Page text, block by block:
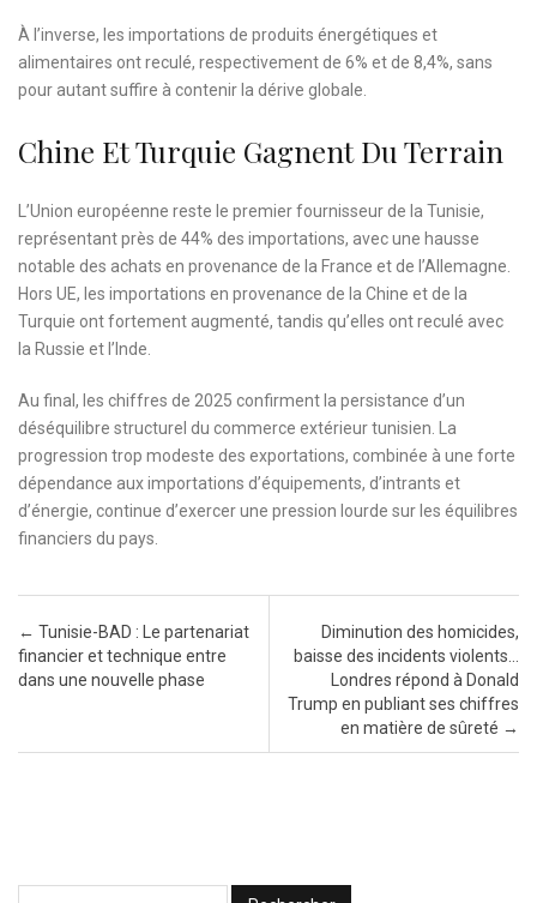
À l’inverse, les importations de produits énergétiques et
alimentaires ont reculé, respectivement de 6% et de 8,4%, sans
pour autant suffire à contenir la dérive globale.
Chine Et Turquie Gagnent Du Terrain
L’Union européenne reste le premier fournisseur de la Tunisie,
représentant près de 44% des importations, avec une hausse
notable des achats en provenance de la France et de l’Allemagne.
Hors UE, les importations en provenance de la Chine et de la
Turquie ont fortement augmenté, tandis qu’elles ont reculé avec
la Russie et l’Inde.
Au final, les chiffres de 2025 confirment la persistance d’un
déséquilibre structurel du commerce extérieur tunisien. La
progression trop modeste des exportations, combinée à une forte
dépendance aux importations d’équipements, d’intrants et
d’énergie, continue d’exercer une pression lourde sur les équilibres
financiers du pays.
Post navigation
← Tunisie-BAD : Le partenariat
financier et technique entre
dans une nouvelle phase
Diminution des homicides,
baisse des incidents violents…
Londres répond à Donald
Trump en publiant ses chiffres
en matière de sûreté →